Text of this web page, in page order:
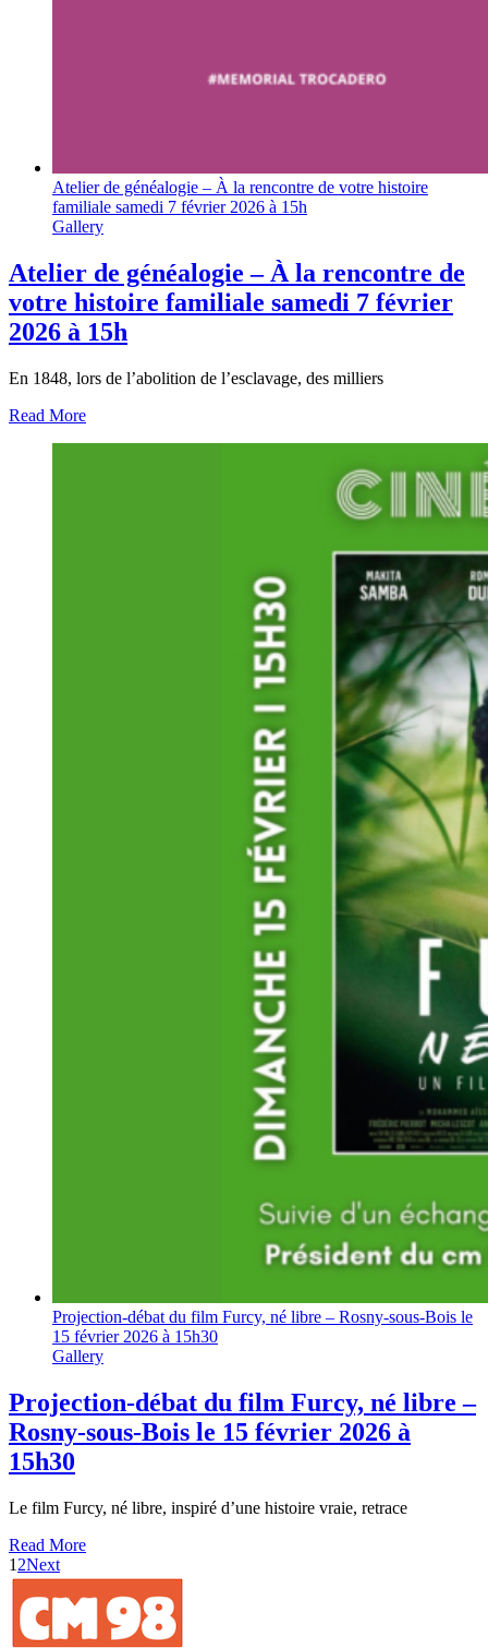
Atelier de généalogie – À la rencontre de votre histoire
familiale samedi 7 février 2026 à 15h
Gallery
Atelier de généalogie – À la rencontre de
votre histoire familiale samedi 7 février
2026 à 15h
En 1848, lors de l’abolition de l’esclavage, des milliers
Read More
Projection-débat du film Furcy, né libre – Rosny-sous-Bois le
15 février 2026 à 15h30
Gallery
Projection-débat du film Furcy, né libre –
Rosny-sous-Bois le 15 février 2026 à
15h30
Le film Furcy, né libre, inspiré d’une histoire vraie, retrace
Read More
1 2Next